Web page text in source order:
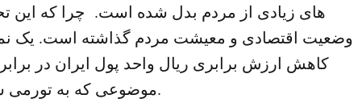
های زیادی از مردم بدل شده است. چرا که این
وضعیت اقتصادی و معیشت مردم گذاشته است. یک
کاهش ارزش برابری ریال واحد پول ایران در
موضوعی که به تورمی شدید در ایران منجر شده است.